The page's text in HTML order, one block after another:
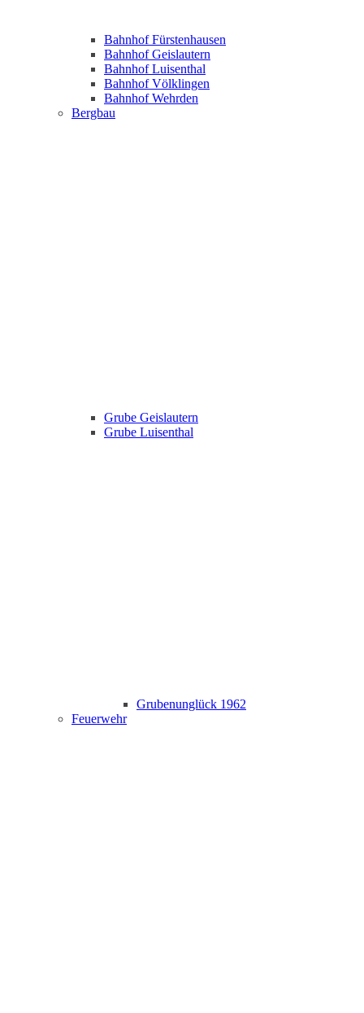
Bahnhof Fürstenhausen
Bahnhof Geislautern
Bahnhof Luisenthal
Bahnhof Völklingen
Bahnhof Wehrden
Bergbau
Grube Geislautern
Grube Luisenthal
Grubenunglück 1962
Feuerwehr